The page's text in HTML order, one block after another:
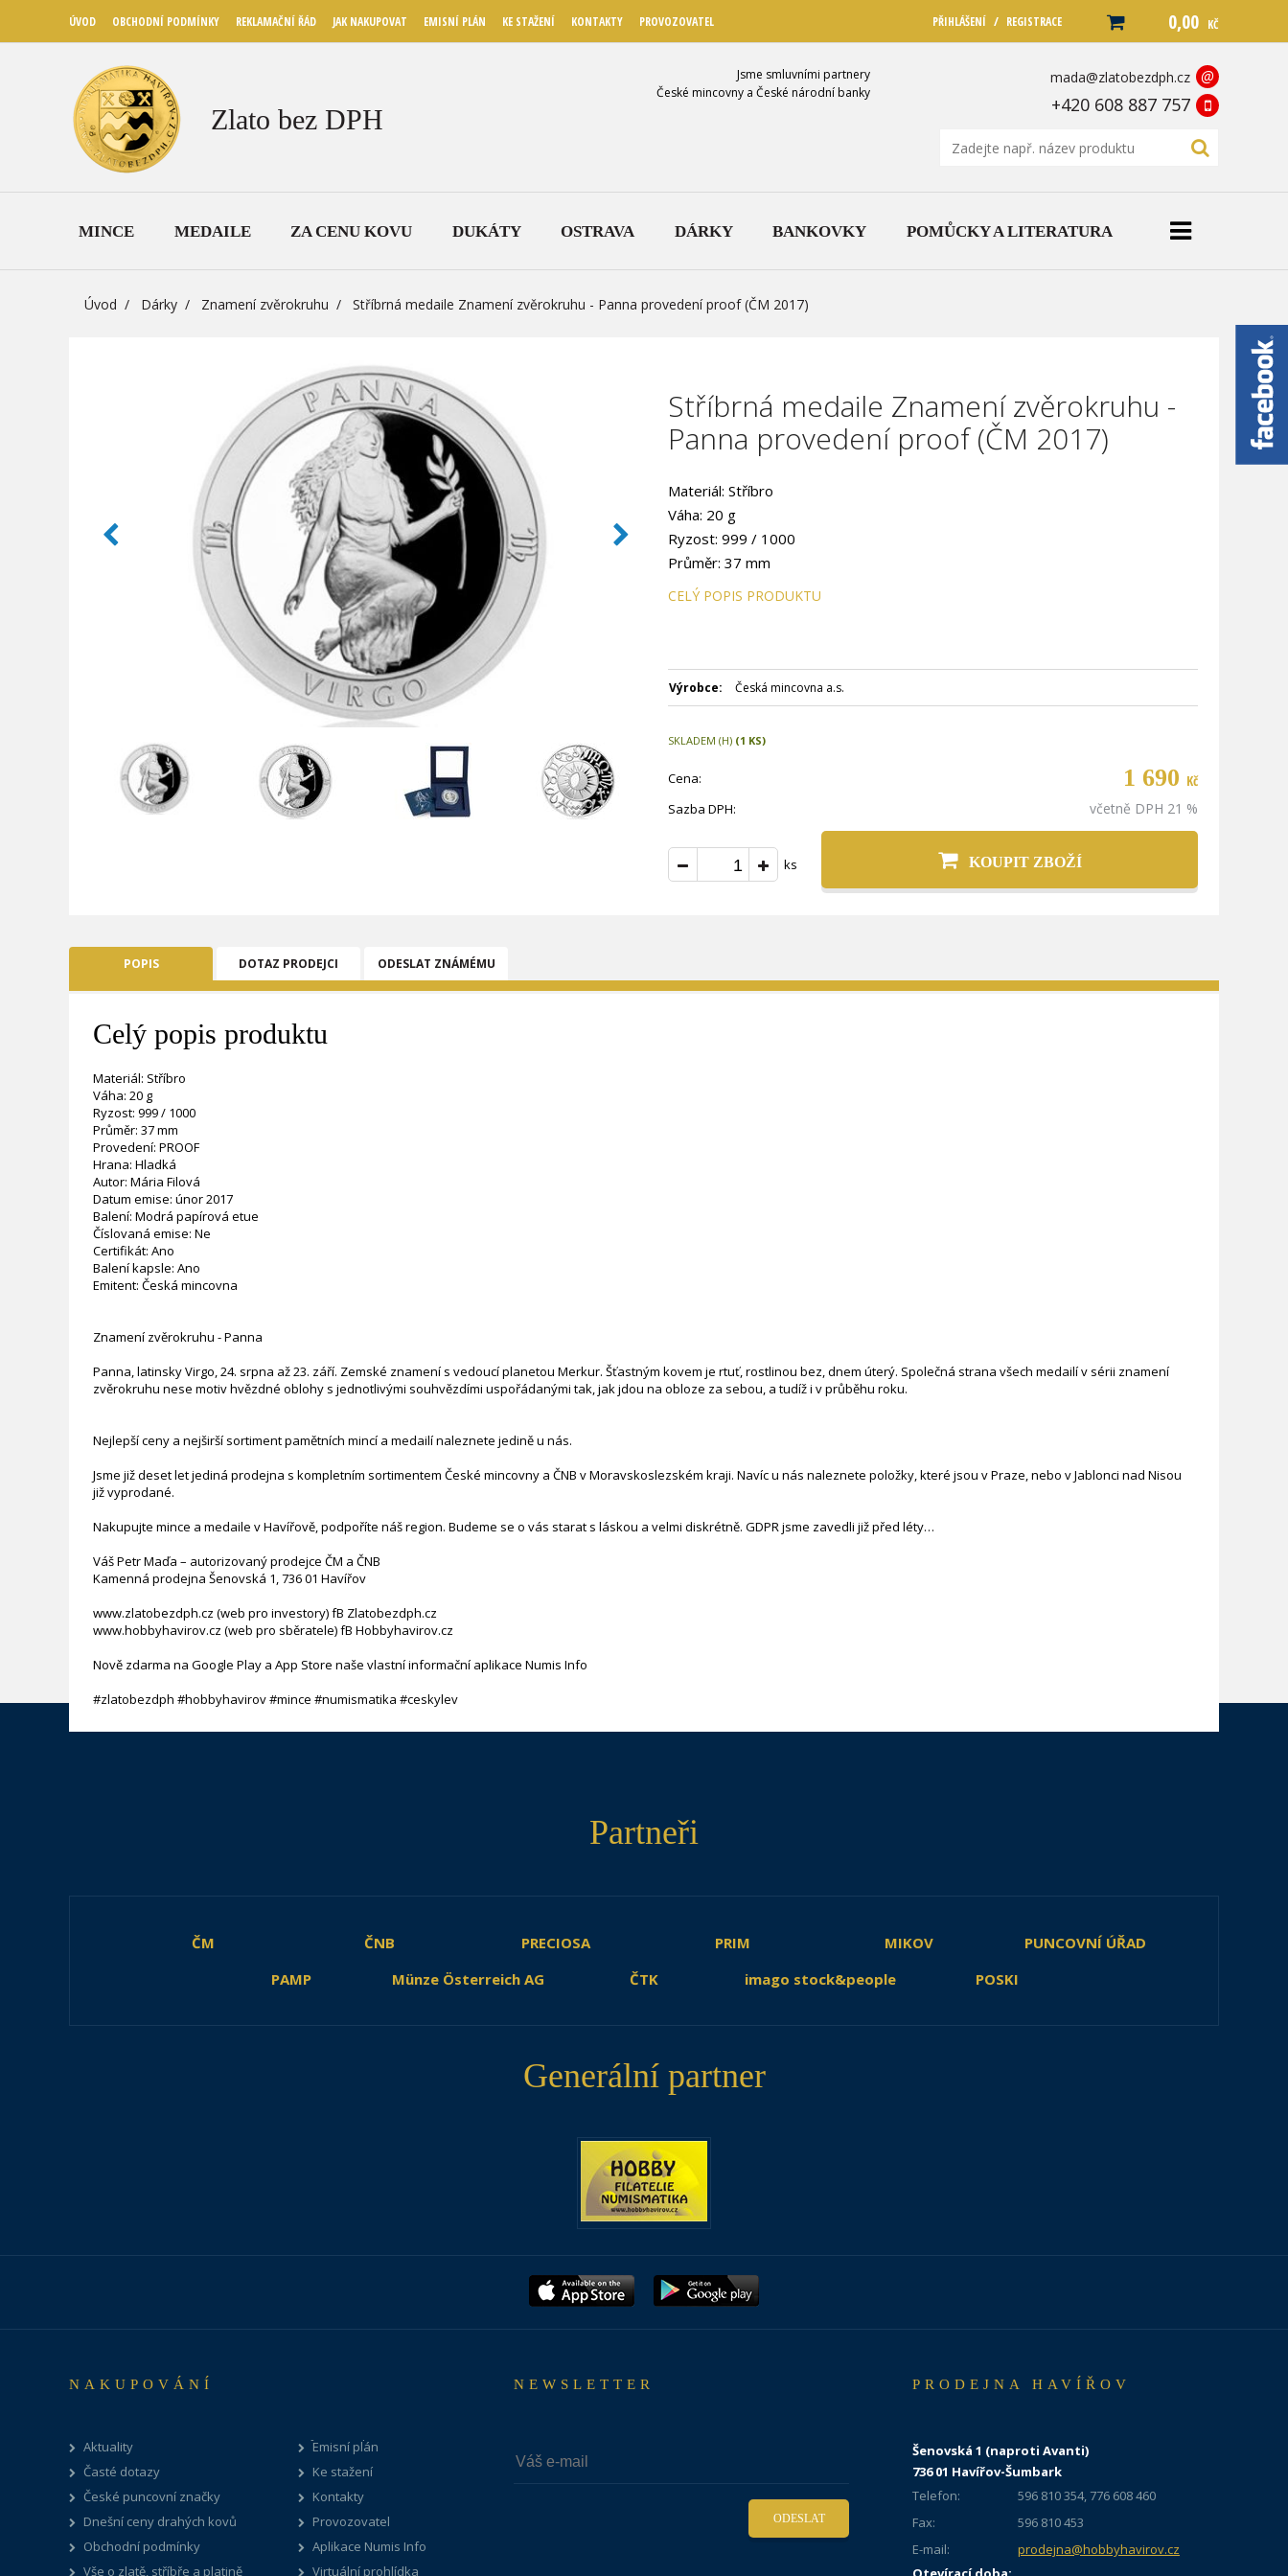
ÚVOD OBCHODNÍ PODMÍNKY REKLAMAČNÍ ŘÁD JAK NAKUPOVAT EMISNÍ PLÁN KE STAŽENÍ KONTAKTY PROVOZOVATEL PŘIHLÁŠENÍ / REGISTRACE 0,00 KČ
Zlato bez DPH
Jsme smluvními partnery
České mincovny a České národní banky
mada@zlatobezdph.cz @
+420 608 887 757
MINCE MEDAILE ZA CENU KOVU DUKÁTY OSTRAVA DÁRKY BANKOVKY POMŮCKY A LITERATURA
Úvod Dárky Znamení zvěrokruhu Stříbrná medaile Znamení zvěrokruhu - Panna provedení proof (ČM 2017)
Stříbrná medaile Znamení zvěrokruhu -
Panna provedení proof (ČM 2017)
Materiál: Stříbro
Váha: 20 g
Ryzost: 999 / 1000
Průměr: 37 mm
Provedení: PROOF
Balení: Modrá papírová etue
Číslovaná emise: Ne
Emitent: Česká mincovna
CELÝ POPIS PRODUKTU
Výrobce: Česká mincovna a.s.
SKLADEM (H) (1 KS)
Cena: 1 690 Kč
Sazba DPH: včetně DPH 21 %
ks KOUPIT ZBOŽÍ
POPIS DOTAZ PRODEJCI ODESLAT ZNÁMÉMU
Celý popis produktu
Materiál: Stříbro
Váha: 20 g
Ryzost: 999 / 1000
Průměr: 37 mm
Provedení: PROOF
Hrana: Hladká
Autor: Mária Filová
Datum emise: únor 2017
Balení: Modrá papírová etue
Číslovaná emise: Ne
Certifikát: Ano
Balení kapsle: Ano
Emitent: Česká mincovna
Znamení zvěrokruhu - Panna
Panna, latinsky Virgo, 24. srpna až 23. září. Zemské znamení s vedoucí planetou Merkur. Šťastným kovem je rtuť, rostlinou bez, dnem úterý. Společná strana všech medailí v sérii znamení
zvěrokruhu nese motiv hvězdné oblohy s jednotlivými souhvězdími uspořádanými tak, jak jdou na obloze za sebou, a tudíž i v průběhu roku.
Nejlepší ceny a nejširší sortiment pamětních mincí a medailí naleznete jedině u nás.
Jsme již deset let jediná prodejna s kompletním sortimentem České mincovny a ČNB v Moravskoslezském kraji. Navíc u nás naleznete položky, které jsou v Praze, nebo v Jablonci nad Nisou
již vyprodané.
Nakupujte mince a medaile v Havířově, podpoříte náš region. Budeme se o vás starat s láskou a velmi diskrétně. GDPR jsme zavedli již před léty…
Váš Petr Maďa – autorizovaný prodejce ČM a ČNB
Kamenná prodejna Šenovská 1, 736 01 Havířov
www.zlatobezdph.cz (web pro investory) fB Zlatobezdph.cz
www.hobbyhavirov.cz (web pro sběratele) fB Hobbyhavirov.cz
Nově zdarma na Google Play a App Store naše vlastní informační aplikace Numis Info
#zlatobezdph #hobbyhavirov #mince #numismatika #ceskylev
Partneři
ČM ČNB PRECIOSA PRIM MIKOV
PUNCOVNÍ ÚŘAD
PAMP
Münze Österreich AG ČTK imago stock&people POSKI
Generální partner
NAKUPOVÁNÍ
Aktuality
Časté dotazy
České puncovní značky
Dnešní ceny drahých kovů
Obchodní podmínky
Vše o zlatě, stříbře a platině
Emisní plán
Ke stažení
Kontakty
Provozovatel
Aplikace Numis Info
Virtuální prohlídka
NEWSLETTER
ODESLAT
PRODEJNA HAVÍŘOV
Šenovská 1 (naproti Avanti)
736 01 Havířov-Šumbark
Telefon:
596 810 354, 776 608 460
Fax:
596 810 453
E-mail:
prodejna@hobbyhavirov.cz